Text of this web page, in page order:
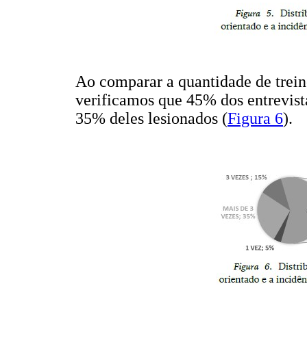
Ao comparar a quantidade de
verificamos que 45% dos
35% deles lesionados (Figura 6).